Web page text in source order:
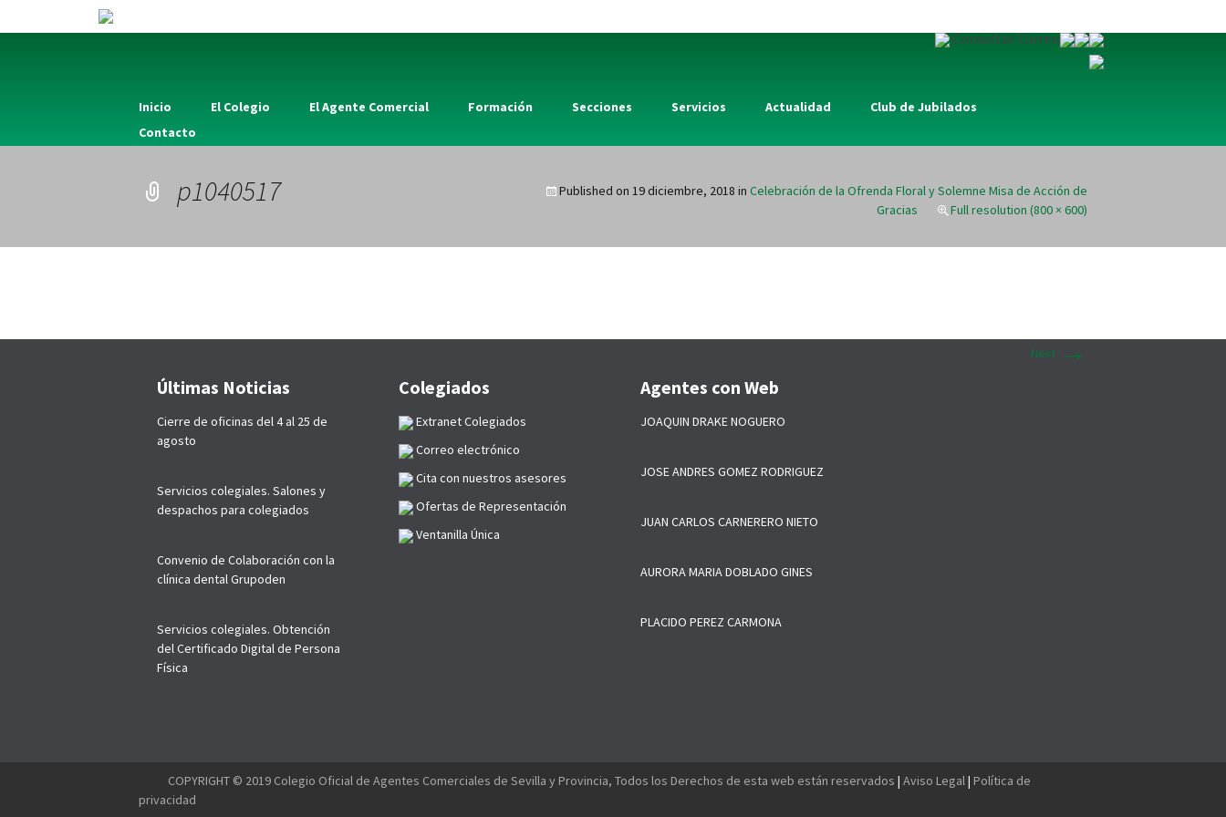
Consultar Correo
Inicio El Colegio El Agente Comercial Formación Secciones Servicios Actualidad
Club de Jubilados
Contacto
p1040517 Published on 19 diciembre, 2018 in Celebración de la Ofrenda Floral y Solemne Misa de Acción de
Gracias
Full resolution (800 × 600)
Next→
Últimas Noticias
Cierre de oficinas del 4 al 25 de
agosto
Servicios colegiales. Salones y
despachos para colegiados
Convenio de Colaboración con la
clínica dental Grupoden
Servicios colegiales. Obtención
del Certificado Digital de Persona
Física
Colegiados
Extranet Colegiados
Correo electrónico
Cita con nuestros asesores
Ofertas de Representación
Ventanilla Única
Agentes con Web
JOAQUIN DRAKE NOGUERO
JOSE ANDRES GOMEZ RODRIGUEZ
JUAN CARLOS CARNERERO NIETO
AURORA MARIA DOBLADO GINES
PLACIDO PEREZ CARMONA
COPYRIGHT © 2019 Colegio Oficial de Agentes Comerciales de Sevilla y Provincia, Todos los Derechos de esta web están reservados | Aviso Legal| Política de
privacidad